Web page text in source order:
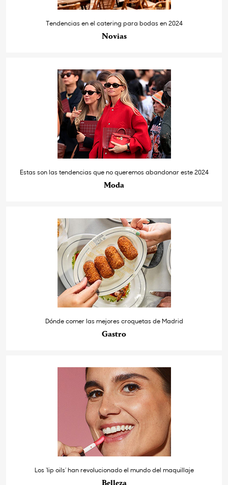
Tendencias en el catering para bodas en 2024
Novias
Estas son las tendencias que no queremos abandonar este 2024
Moda
Dónde comer las mejores croquetas de Madrid
Gastro
Los ‘lip oils’ han revolucionado el mundo del maquillaje